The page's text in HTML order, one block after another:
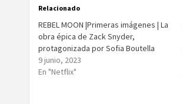
Relacionado
REBEL MOON |Primeras imágenes | La
obra épica de Zack Snyder,
protagonizada por Sofia Boutella
9 junio, 2023
En "Netflix"